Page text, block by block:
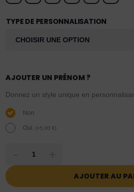
TYPE DE PERSONNALISATION
AJOUTER UN PRÉNOM ?
Donnez un style unique en
Non
Oui. (+5,00€)
AJOUTER AU